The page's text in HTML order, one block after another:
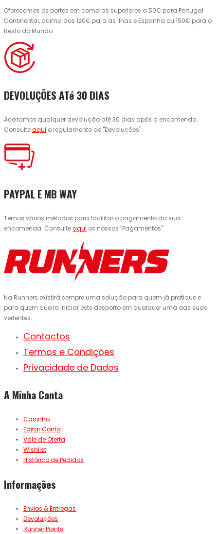
Oferecemos os portes em compras superiores a 50€ para Portugal
Continental, acima dos 120€ para as Ilhas e Espanha ou 150€ para o
Resto do Mundo.
DEVOLUÇÕES ATé 30 DIAS
Aceitamos qualquer devolução até 30 dias após a encomenda.
Consulteaqui o regulamento de "Devoluções".
PAYPAL E MB WAY
Temos vários métodos para facilitar o pagamento da sua
encomenda. Consulteaqui os nossos "Pagamentos".
Na Runners existirá sempre uma solução para quem já pratique e
para quem queira iniciar este desporto em qualquer uma das suas
vertentes.
Contactos
Termos e Condições
Privacidade de Dados
A Minha Conta
Carrinho
Editar Conta
Vale de Oferta
Wishlist
Histórico de Pedidos
Informações
Envios & Entregas
Devoluções
Runner Points